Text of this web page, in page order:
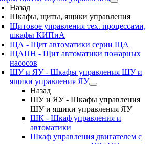
Назад
Шкафы, щиты, ящики управления
Щитовое управления тех. процессами,
шкафы КИПиА
ЩА - Щит автоматики серии ЩА
ЩАПН - Щит автоматики пожарных
насосов
ШУ и ЯУ - Шкафы управления ШУ и
ящики управления ЯУ
Назад
ШУ и ЯУ - Шкафы управления
ШУ и ящики управления ЯУ
ШК - Шкаф управления и
автоматики
Шкаф управления двигателем с